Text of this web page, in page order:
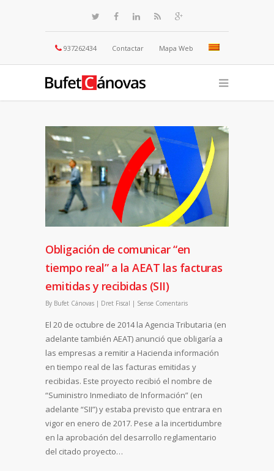
937262434 Contactar Mapa Web
Obligación de comunicar “en
tiempo real” a la AEAT las facturas
emitidas y recibidas (SII)
By Bufet Cánovas | Dret Fiscal | Sense Comentaris
El 20 de octubre de 2014 la Agencia Tributaria (en
adelante también AEAT) anunció que obligaría a
las empresas a remitir a Hacienda información
en tiempo real de las facturas emitidas y
recibidas. Este proyecto recibió el nombre de
“Suministro Inmediato de Información” (en
adelante “SII”) y estaba previsto que entrara en
vigor en enero de 2017. Pese a la incertidumbre
en la aprobación del desarrollo reglamentario
del citado proyecto…